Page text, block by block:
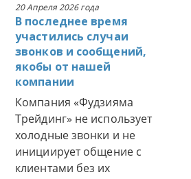
20 Апреля 2026 года
В последнее время
участились случаи
звонков и сообщений,
якобы от нашей
компании
Компания «Фудзияма
Трейдинг» не использует
холодные звонки и не
инициирует общение с
клиентами без их